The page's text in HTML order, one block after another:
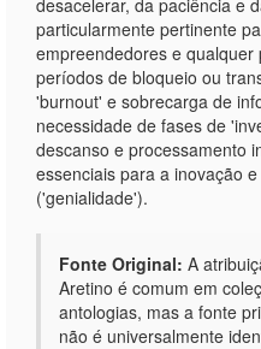
desacelerar, da paciência e
particularmente pertinente
empreendedores e
períodos de bloqueio ou
'burnout' e sobrecarga de
necessidade de fases de
descanso e processamento
essenciais para a inovação
('genialidade').
Fonte Original: A
Aretino é comum em
antologias, mas a fonte
não é universalmente